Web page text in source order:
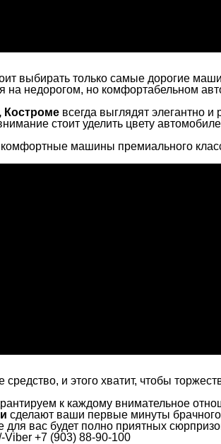
выбирать только самые дорогие
недорогом, но комфортабельном
всегда выглядят элегантно
стоит уделить цвету
машины премиального
средство, и этого хватит, чтобы
к каждому внимательное
сделают ваши первые минуты
вас будет полно приятных
+7 (903) 88-90-100